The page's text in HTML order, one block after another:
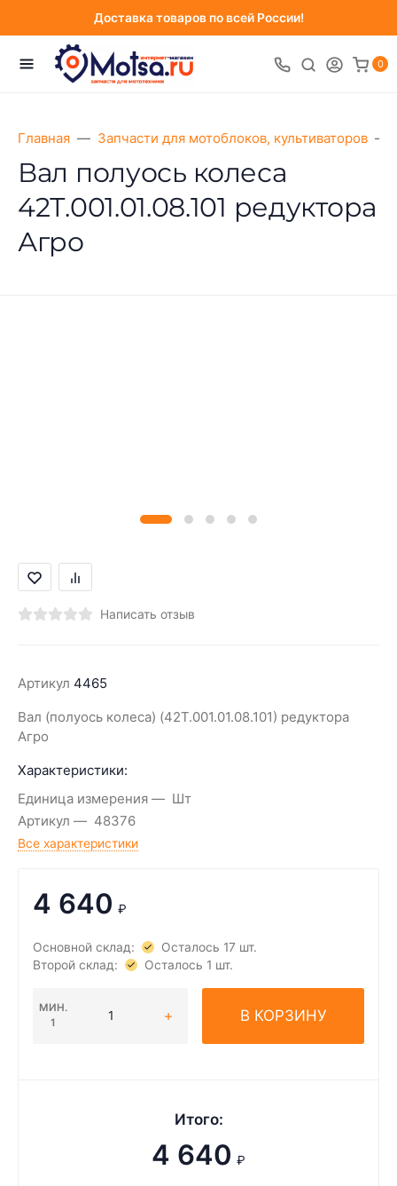
Доставка товаров по всей России!
0
Главная Запчасти для мотоблоков, культиваторов
Вал полуось колеса
42Т.001.01.08.101 редуктора
Агро
Написать отзыв
Артикул 4465
Вал (полуось колеса) (42Т.001.01.08.101) редуктора
Агро
Характеристики:
Единица измерения
Шт
Артикул
48376
Все характеристики
4 640 ₽
Основной склад:
Осталось 17 шт.
Второй склад:
Осталось 1 шт.
МИН.
1
В КОРЗИНУ
Итого:
4 640 ₽